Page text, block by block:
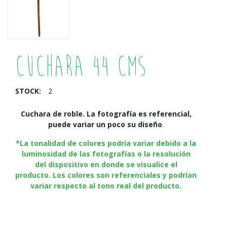
Cuchara 44 cms
STOCK: 2
Cuchara de roble. La fotografía es referencial,
puede variar un poco su diseño.
*La tonalidad de colores podría variar debido a la
luminosidad de las fotografías o la resolución
del dispositivo en donde se visualice el
producto. Los colores son referenciales y podrían
variar respecto al tono real del producto.